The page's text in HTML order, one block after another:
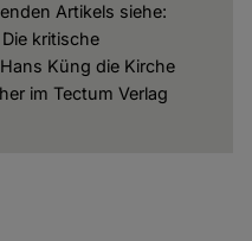
Artikels siehe:
kritische
Küng die Kirche
im Tectum Verlag